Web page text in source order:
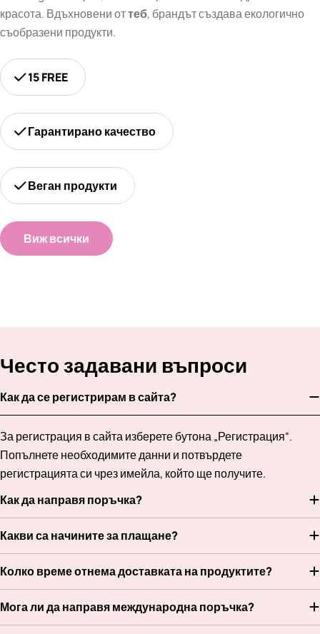
красота. Вдъхновени оттеб, брандът създава екологично
съобразени продукти.
15 FREE
Гарантирано качество
Веган продукти
Виж всички
Често задавани въпроси
Как да се регистрирам в сайта?
За регистрация в сайта изберете бутона „Регистрация“.
Попълнете необходимите данни и потвърдете
регистрацията си чрез имейла, който ще получите.
Как да направя поръчка?
Какви са начините за плащане?
Колко време отнема доставката на продуктите?
Мога ли да направя международна поръчка?